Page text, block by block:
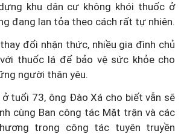
khu dân cư không khói thuốc ở
đang lan tỏa theo cách rất tự nhiên.
đổi nhận thức, nhiều gia đình chủ
thuốc lá để bảo vệ sức khỏe cho
người thân yêu.
tuổi 73, ông Đào Xá cho biết vẫn sẽ
cùng Ban công tác Mặt trận và các
trong công tác tuyên truyền